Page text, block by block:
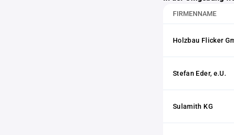
FIRMENNAME
Holzbau Flicker
Stefan Eder, e.U.
Sulamith KG